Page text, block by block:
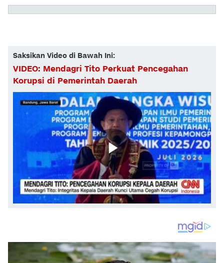
Saksikan Video di Bawah Ini:
VIDEO: Mendagri Tito Perkuat Pencegahan
Korupsi di Pemerintah Daerah